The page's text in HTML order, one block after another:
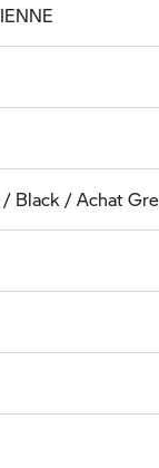
Black / Achat